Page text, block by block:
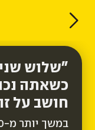
"שלוש
כשאתה
חושב על